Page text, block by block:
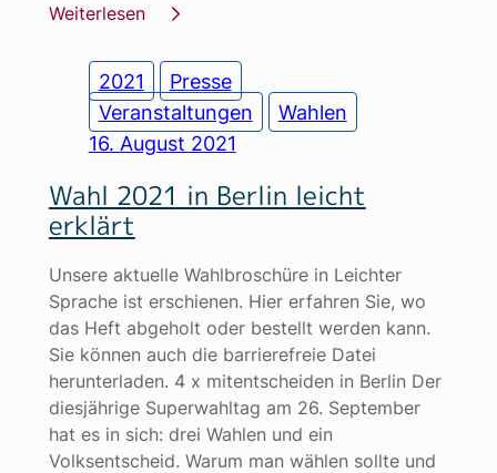
Weiterlesen
2021
Presse
Veranstaltungen
Wahlen
16. August 2021
Wahl 2021 in Berlin leicht
erklärt
Unsere aktuelle Wahlbroschüre in Leichter
Sprache ist erschienen. Hier erfahren Sie, wo
das Heft abgeholt oder bestellt werden kann.
Sie können auch die barrierefreie Datei
herunterladen. 4 x mitentscheiden in Berlin Der
diesjährige Superwahltag am 26. September
hat es in sich: drei Wahlen und ein
Volksentscheid. Warum man wählen sollte und